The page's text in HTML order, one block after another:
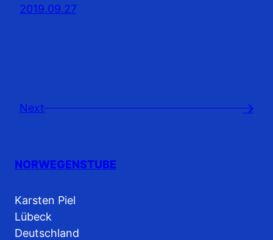
2019.09.27
Next →
NORWEGENSTUBE
Karsten Piel
Lübeck
Deutschland